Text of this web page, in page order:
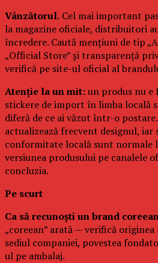
Vânzătorul. Cel mai important
la magazine oficiale, distribuitori
încredere. Caută mențiuni de tip
„Official Store” și transparență
verifică pe site-ul oficial al
Atenție la un mit:un produs nu e
stickere de import în limba locală
diferă de ce ai văzut într-o
actualizează frecvent designul, iar
conformitate locală sunt normale
versiunea produsului pe canalele
concluzia.
Pe scurt
Ca să recunoști un brand
„coreean” arată — verifică originea
sediul companiei, povestea
ul pe ambalaj.